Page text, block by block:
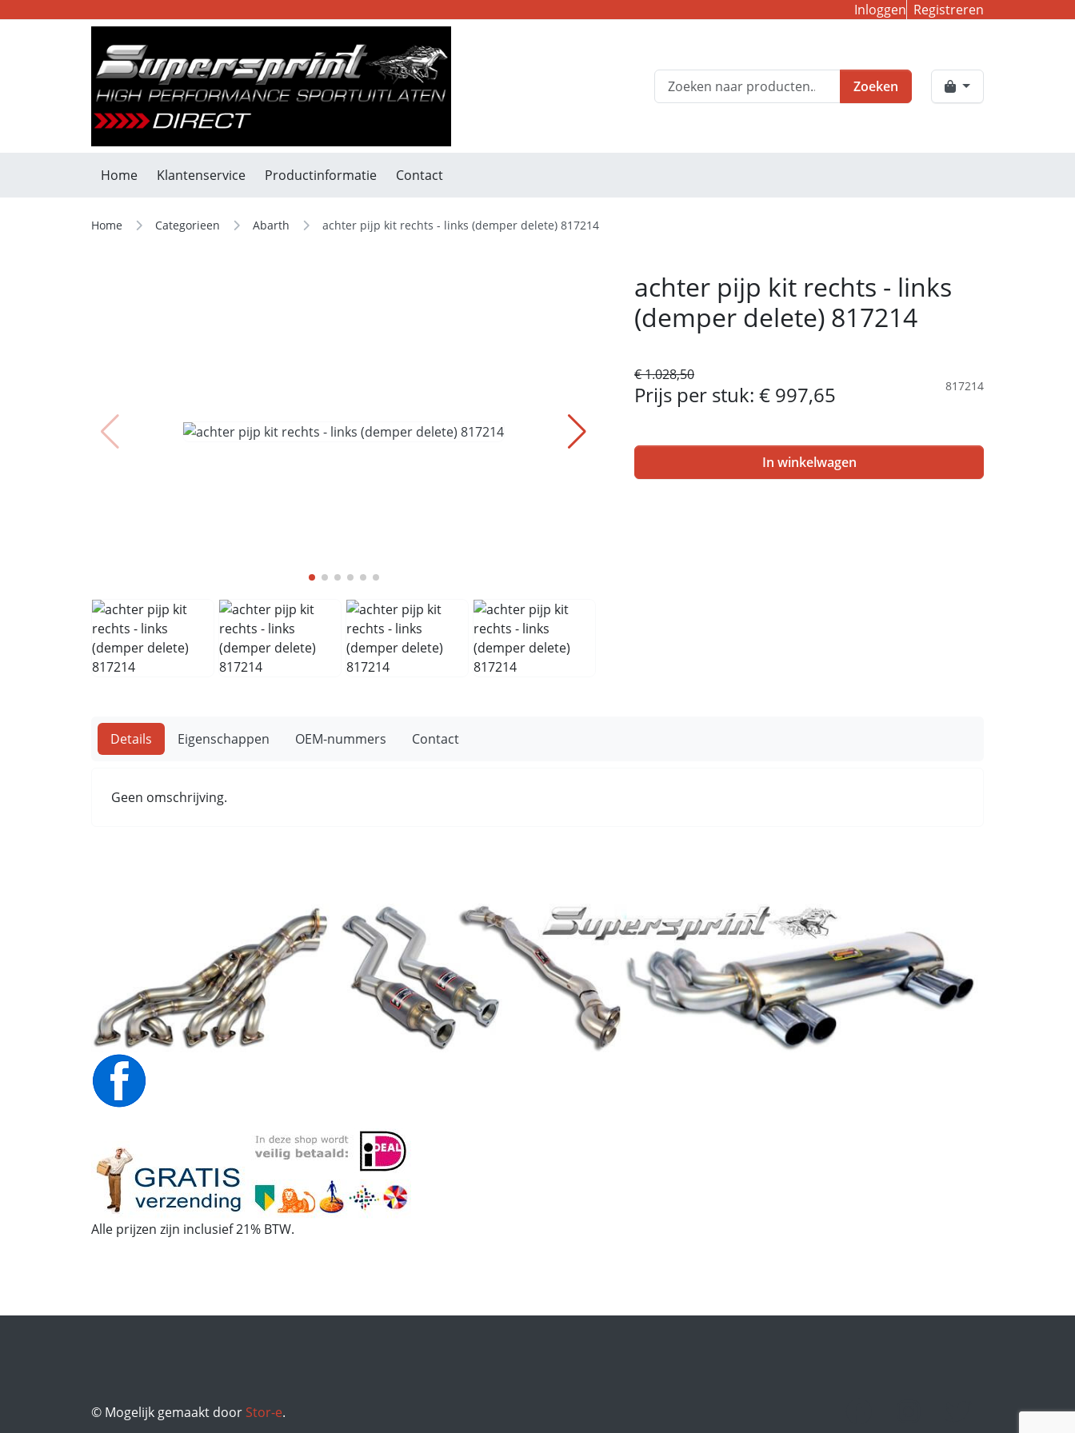
Inloggen Registreren
Zoeken
Home Klantenservice Productinformatie Contact
Home Categorieen Abarth achter pijp kit rechts - links (demper delete) 817214
achter pijp kit rechts - links
(demper delete) 817214
€ 1.028,50
Prijs per stuk: € 997,65 817214
In winkelwagen
Details Eigenschappen OEM-nummers Contact
Geen omschrijving.
Alle prijzen zijn inclusief 21% BTW.
© Mogelijk gemaakt door Stor-e.